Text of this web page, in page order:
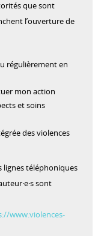
que sont
l’ouverture de
régulièrement en
mon action
et soins
des violences
lignes téléphoniques
sont
www.violences-